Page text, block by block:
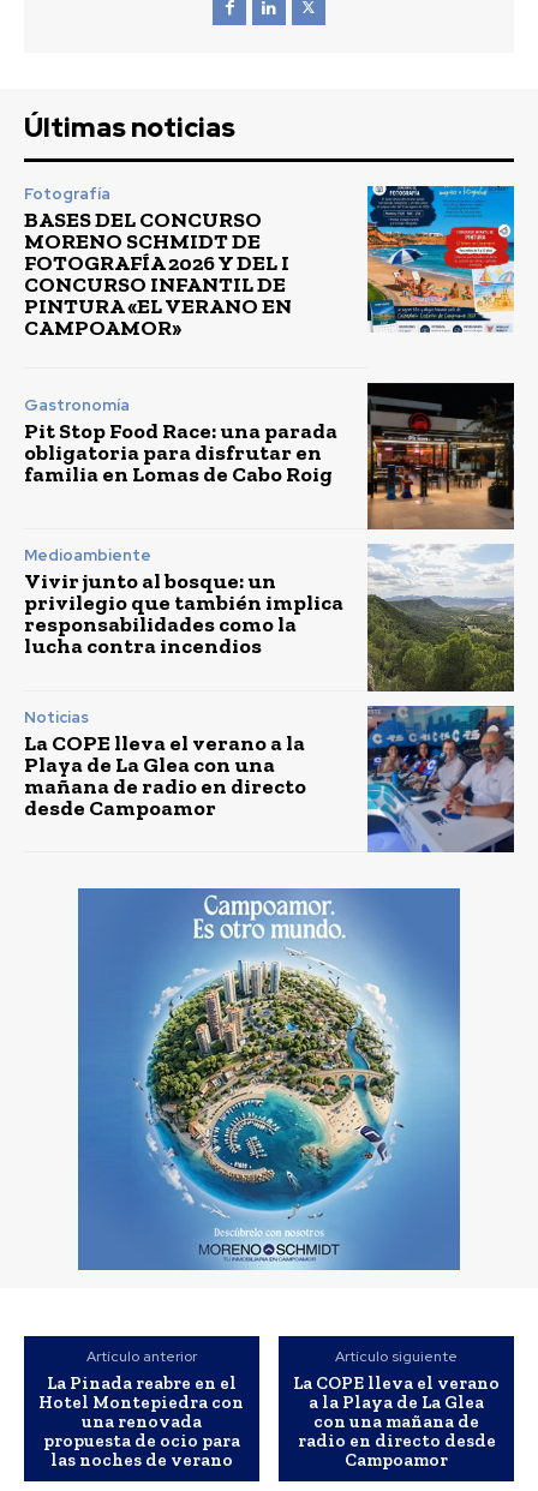
Últimas noticias
Fotografía
BASES DEL CONCURSO
MORENO SCHMIDT DE
FOTOGRAFÍA 2026 Y DEL I
CONCURSO INFANTIL DE
PINTURA «EL VERANO EN
CAMPOAMOR»
Gastronomía
Pit Stop Food Race: una parada
obligatoria para disfrutar en
familia en Lomas de Cabo Roig
Medioambiente
Vivir junto al bosque: un
privilegio que también implica
responsabilidades como la
lucha contra incendios
Noticias
La COPE lleva el verano a la
Playa de La Glea con una
mañana de radio en directo
desde Campoamor
Artículo anterior
La Pinada reabre en el
Hotel Montepiedra con
una renovada
propuesta de ocio para
las noches de verano
Artículo siguiente
La COPE lleva el verano
a la Playa de La Glea
con una mañana de
radio en directo desde
Campoamor